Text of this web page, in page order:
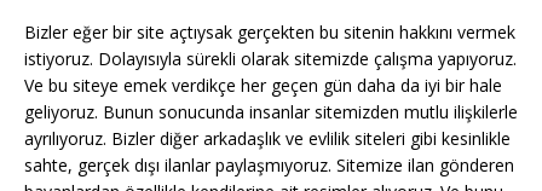
Bizler eğer bir site açtıysak gerçekten bu sitenin hakkını vermek
istiyoruz. Dolayısıyla sürekli olarak sitemizde çalışma yapıyoruz.
Ve bu siteye emek verdikçe her geçen gün daha da iyi bir hale
geliyoruz. Bunun sonucunda insanlar sitemizden mutlu ilişkilerle
ayrılıyoruz. Bizler diğer arkadaşlık ve evlilik siteleri gibi kesinlikle
sahte, gerçek dışı ilanlar paylaşmıyoruz. Sitemize ilan gönderen